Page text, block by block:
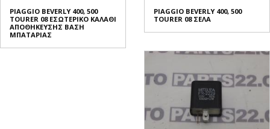
PIAGGIO BEVERLY 400, 500
TOURER 08 ΕΣΩΤΕΡΙΚΟ ΚΑΛΑΘΙ
ΑΠΟΘΗΚΕΥΣΗΣ ΒΑΣΗ
ΜΠΑΤΑΡΙΑΣ
PIAGGIO BEVERLY 400, 500
TOURER 08 ΣΕΛΑ